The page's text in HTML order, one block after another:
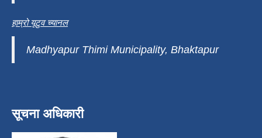
हाम्रो यूटुव च्यानल
Madhyapur Thimi Municipality, Bhaktapur
सूचना अधिकारी